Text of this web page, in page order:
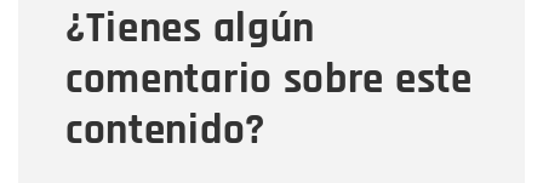
¿Tienes algún
comentario sobre este
contenido?
Mensaje